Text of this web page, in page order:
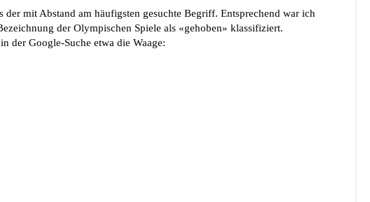
der mit Abstand am häufigsten gesuchte Begriff. Entsprechend war ich
der Olympischen Spiele als «gehoben» klassifiziert.
der Google-Suche etwa die Waage: